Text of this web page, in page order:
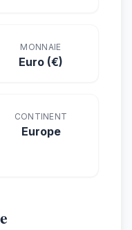
MONNAIE
Euro (€)
CONTINENT
Europe